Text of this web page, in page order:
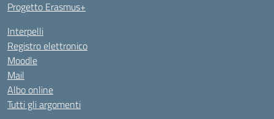
Progetto Erasmus+
Interpelli
Registro elettronico
Moodle
Mail
Albo online
Tutti gli argomenti